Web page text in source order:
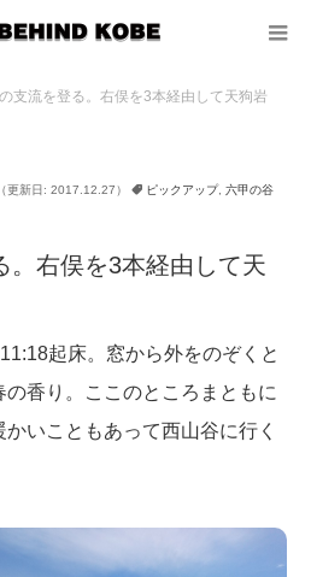
支流を登る。右俣を3本経由して天狗岩
更新日: 2017.12.27） ピックアップ, 六甲の谷
。右俣を3本経由して天
起床。窓から外をのぞくと
香り。ここのところまともに
いこともあって西山谷に行く